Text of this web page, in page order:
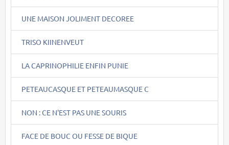
UNE MAISON JOLIMENT DECOREE
TRISO KIINENVEUT
LA CAPRINOPHILIE ENFIN PUNIE
PETEAUCASQUE ET PETEAUMASQUE C
NON : CE N'EST PAS UNE SOURIS
FACE DE BOUC OU FESSE DE BIQUE